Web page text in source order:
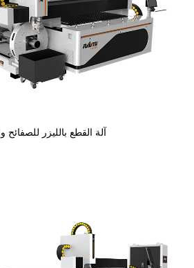
آلة القطع بالليزر للصفائح